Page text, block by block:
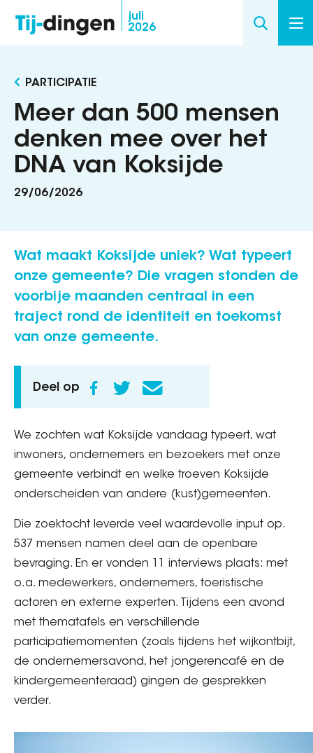
inhoud
gaan
juli
2026
PARTICIPATIE
Meer dan 500 mensen
denken mee over het
DNA van Koksijde
29/06/2026
Wat maakt Koksijde uniek? Wat typeert
onze gemeente? Die vragen stonden de
voorbije maanden centraal in een
traject rond de identiteit en toekomst
van onze gemeente.
Deel op
We zochten wat Koksijde vandaag typeert, wat
inwoners, ondernemers en bezoekers met onze
gemeente verbindt en welke troeven Koksijde
onderscheiden van andere (kust)gemeenten.
Die zoektocht leverde veel waardevolle input op.
537 mensen namen deel aan de openbare
bevraging. En er vonden 11 interviews plaats: met
o.a. medewerkers, ondernemers, toeristische
actoren en externe experten. Tijdens een avond
met thematafels en verschillende
participatiemomenten (zoals tijdens het wijkontbijt,
de ondernemersavond, het jongerencafé en de
kindergemeenteraad) gingen de gesprekken
verder.